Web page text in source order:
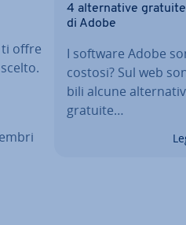
ti offre
4 al­ter­na­ti­ve
di Adobe
I software Adobe
costosi? Sul web
bi­li alcune
gratuite…